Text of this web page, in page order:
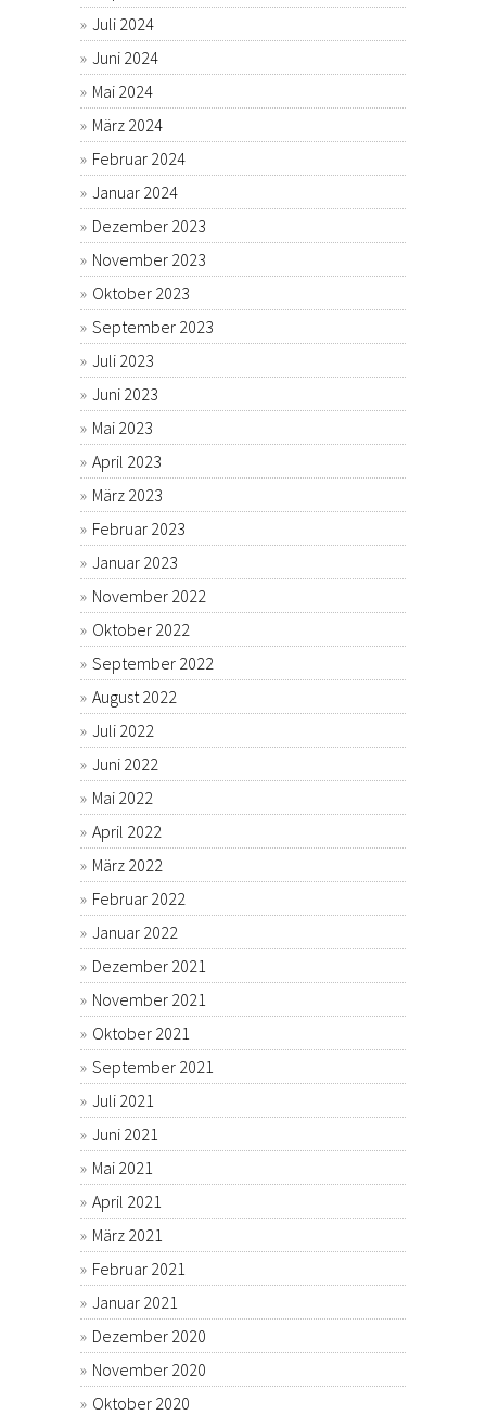
Juli 2024
Juni 2024
Mai 2024
März 2024
Februar 2024
Januar 2024
Dezember 2023
November 2023
Oktober 2023
September 2023
Juli 2023
Juni 2023
Mai 2023
April 2023
März 2023
Februar 2023
Januar 2023
November 2022
Oktober 2022
September 2022
August 2022
Juli 2022
Juni 2022
Mai 2022
April 2022
März 2022
Februar 2022
Januar 2022
Dezember 2021
November 2021
Oktober 2021
September 2021
Juli 2021
Juni 2021
Mai 2021
April 2021
März 2021
Februar 2021
Januar 2021
Dezember 2020
November 2020
Oktober 2020